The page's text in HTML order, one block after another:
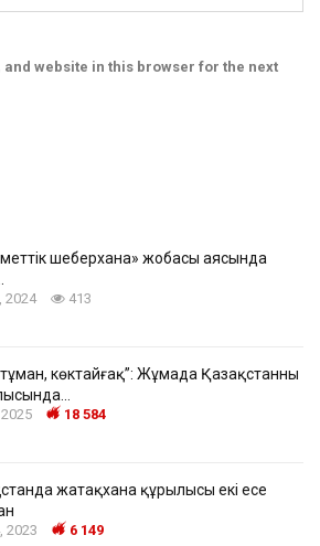
and website in this browser for the next
шеберхана» жобасы аясында
2024 413
көктайғақ”: Жұмада Қазақстанның
18 584
жатақхана құрылысы екі есе
2023 6 149